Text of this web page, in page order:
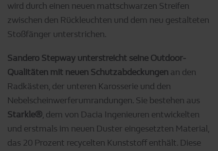
wird durch einen neuen mattschwarzen Streifen
zwischen den Rückleuchten und dem neu gestalteten
Stoßfänger unterstrichen.
Sandero Stepway unterstreicht seine Outdoor-
Qualitäten mit neuen Schutzabdeckungen an den
Radkästen, der unteren Karosserie und den
Nebelscheinwerferumrandungen. Sie bestehen aus
Starkle®, dem von Dacia Ingenieuren entwickelten
und erstmals im neuen Duster eingesetzten Material,
das 20 Prozent recycelten Kunststoff enthält. Diese